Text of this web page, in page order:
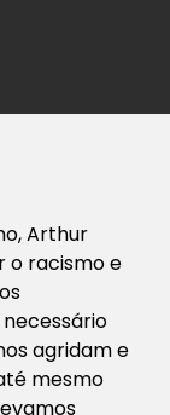
Arthur
o racismo e
agridam e
mesmo